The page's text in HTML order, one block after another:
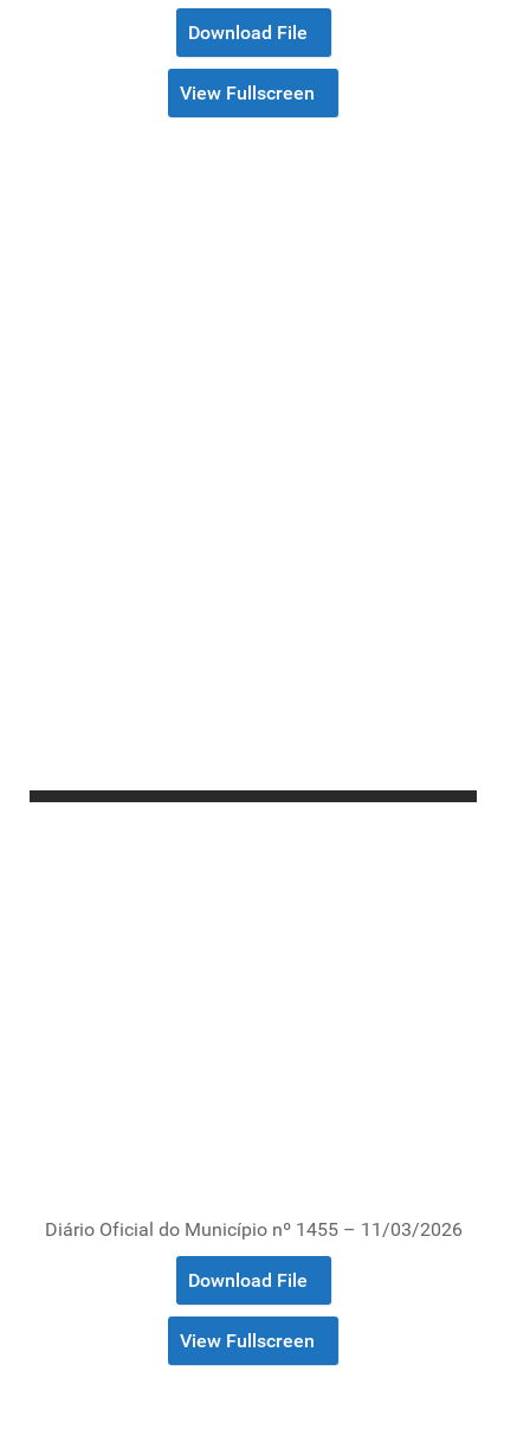
Download File
View Fullscreen
Diário Oficial do Município nº 1455 – 11/03/2026
Download File
View Fullscreen